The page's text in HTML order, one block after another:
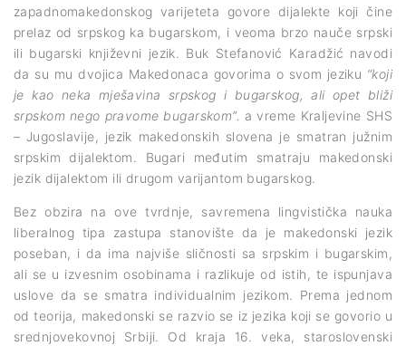
zapadnomakedonskog varijeteta govore dijalekte koji čine
prelaz od srpskog ka bugarskom, i veoma brzo nauče srpski
ili bugarski književni jezik. Buk Stefanović Karadžić navodi
da su mu dvojica Makedonaca govorima o svom jeziku “koji
je kao neka mješavina srpskog i bugarskog, ali opet bliži
srpskom nego pravome bugarskom”. a vreme Kraljevine SHS
– Jugoslavije, jezik makedonskih slovena je smatran južnim
srpskim dijalektom. Bugari međutim smatraju makedonski
jezik dijalektom ili drugom varijantom bugarskog.
Bez obzira na ove tvrdnje, savremena lingvistička nauka
liberalnog tipa zastupa stanovište da je makedonski jezik
poseban, i da ima najviše sličnosti sa srpskim i bugarskim,
ali se u izvesnim osobinama i razlikuje od istih, te ispunjava
uslove da se smatra individualnim jezikom. Prema jednom
od teorija, makedonski se razvio se iz jezika koji se govorio u
srednjovekovnoj Srbiji. Od kraja 16. veka, staroslovenski